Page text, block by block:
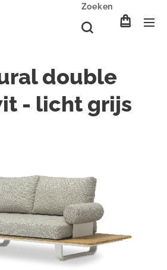
Zoeken
double
- licht grijs